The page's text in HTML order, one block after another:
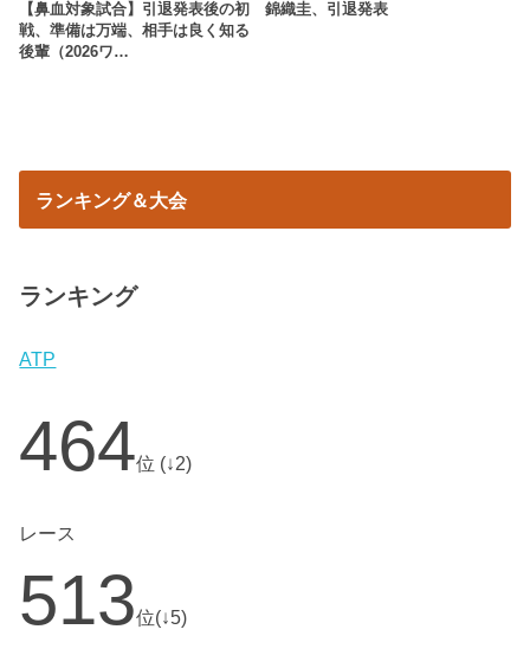
【鼻血対象試合】引退発表後の初
戦、準備は万端、相手は良く知る
後輩（2026ワ…
錦織圭、引退発表
ランキング＆大会
ランキング
ATP
464位 (↓2)
レース
513位(↓5)